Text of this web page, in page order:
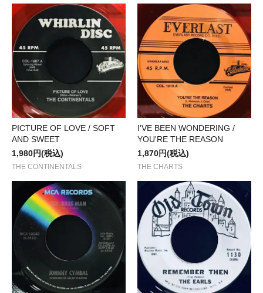
PICTURE OF LOVE / SOFT
AND SWEET
1,980円(税込)
THE CONTINENTALS
I'VE BEEN WONDERING /
YOU'RE THE REASON
1,870円(税込)
THE CHARTS